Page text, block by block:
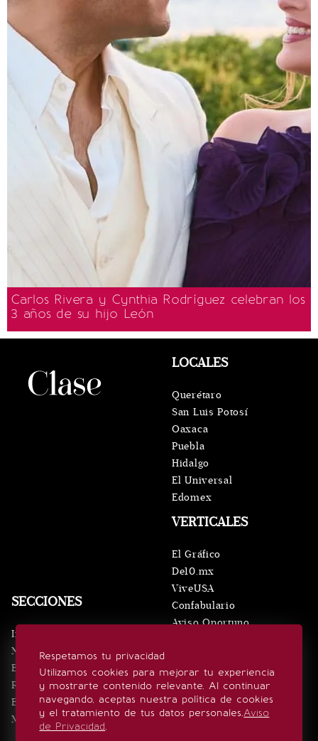
Carlos Rivera y Cynthia Rodríguez celebran los
3 años de su hijo León
Respetamos tu privacidad
Utilizamos cookies para mejorar tu experiencia
y mostrarte contenido relevante. Al continuar
navegando, aceptas nuestra política de cookies
y el tratamiento de tus datos personales.Aviso
de Privacidad.
SECCIONES
Inicio
Noticias
Eventos
Realeza
Estilo de vida
Minuto x Minuto
VERTICALES
El Gráfico
De10.mx
ViveUSA
Confabulario
Aviso Oportuno
LOCALES
Querétaro
San Luis Potosí
Oaxaca
Puebla
Hidalgo
El Universal
Edomex
SÍGUENOS